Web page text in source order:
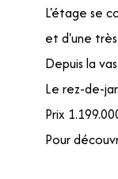
L'étage se
et d'une
Depuis la
Le rez-de-
Prix
Pour